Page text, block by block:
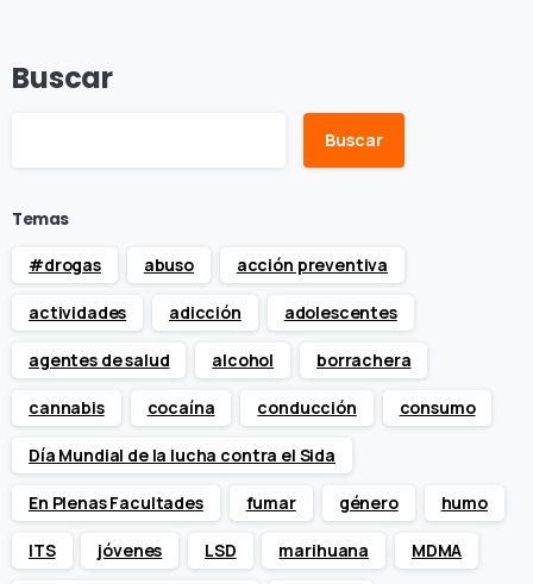
Buscar
Buscar
Temas
#drogas
abuso acción preventiva
actividades adicción adolescentes
agentes de salud alcohol borrachera
cannabis cocaína conducción consumo
Día Mundial de la lucha contra el Sida
En Plenas Facultades fumar género humo
ITS jóvenes LSD marihuana MDMA